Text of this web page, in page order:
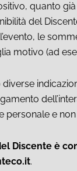
quanto
del
le
motivo (ad
personale e
Discente è
.